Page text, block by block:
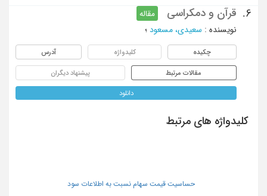
6. قرآن و دمکراسی
مقاله
نویسنده : سعیدی، مسعود ؛
چکیده کلیدواژه آدرس
مقالات مرتبط پیشنهاد دیگران
دانلود
کلیدواژه های مرتبط
حساسیت قیمت سهام نسبت به اطلاعات سود